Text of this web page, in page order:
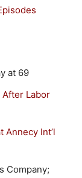
at 69
After Labor
Annecy Int’l
Company;